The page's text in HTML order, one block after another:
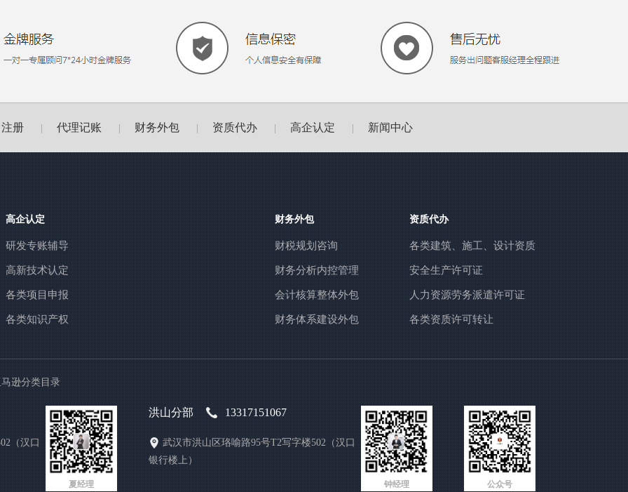
册 | 代理记账 | 财务外包 | 资质代办 | 高企认定 | 新闻中心
高企认定
研发专账辅导
高新技术认定
各类项目申报
各类知识产权
财务外包
财税规划咨询
财务分析内控管理
会计核算整体外包
财务体系建设外包
资质代办
各类建筑、施工、设计资质
安全生产许可证
人力资源劳务派遣许可证
各类资质许可转让
逊分类目录
（汉口
夏经理
洪山分部 13317151067
武汉市洪山区珞喻路95号T2写字楼502（汉口
银行楼上）
钟经理 公众号